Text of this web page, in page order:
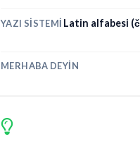
YAZI SISTEMI Latin alfabesi
MERHABA DEYIN